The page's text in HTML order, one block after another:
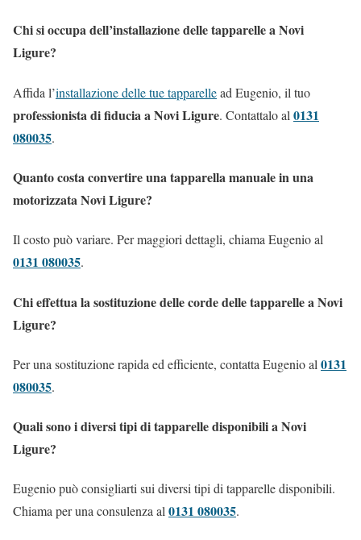
Chi si occupa dell’installazione delle tapparelle a Novi
Ligure?
Affida l’installazione delle tue tapparellead Eugenio, il tuo
professionista di fiducia a Novi Ligure. Contattalo al 0131
080035.
Quanto costa convertire una tapparella manuale in una
motorizzata Novi Ligure?
Il costo può variare. Per maggiori dettagli, chiama Eugenio al
0131 080035.
Chi effettua la sostituzione delle corde delle tapparelle a Novi
Ligure?
Per una sostituzione rapida ed efficiente, contatta Eugenio al 0131
080035.
Quali sono i diversi tipi di tapparelle disponibili a Novi
Ligure?
Eugenio può consigliarti sui diversi tipi di tapparelle disponibili.
Chiama per una consulenza al0131 080035.